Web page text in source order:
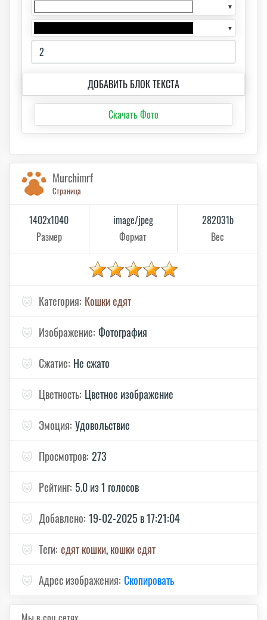
▼
▼
ДОБАВИТЬ БЛОК ТЕКСТА
Скачать Фото
Murchimrf
Страница
1402x1040
Размер
image/jpeg
Формат
282031b
Вес
🐱 Категория: Кошки едят
🐱 Изображение: Фотография
🐱 Сжатие: Не сжато
🐱 Цветность: Цветное изображение
🐱 Эмоция: Удовольствие
🐱 Просмотров: 273
🐱 Рейтинг: 5.0 из 1 голосов
🐱 Добавлено: 19-02-2025 в 17:21:04
🐱 Теги: едят кошки,кошки едят
🐱 Адрес изображения: Скопировать